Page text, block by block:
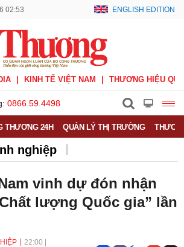
02:53 ENGLISH EDITION
KINH TẾ VIỆT NAM THƯƠNG HIỆU
0866.59.4498
THƯƠNG 24H QUẢN LÝ THỊ TRƯỜNG
nghiệp
nghiệp
vinh dự đón nhận
lượng Quốc gia” lần
22:00